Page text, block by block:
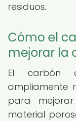
residuos.
Cómo el
mejorar la
El carbón
ampliamente
para
material